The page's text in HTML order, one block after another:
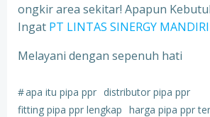
ongkir area sekitar! Apapun
Ingat PT LINTAS SINERGY MANDIRI
Melayani dengan sepenuh hati
#apa itu pipa ppr distributor pipa ppr
fitting pipa ppr lengkap harga pipa ppr